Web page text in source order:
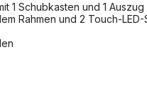
1 Schubkasten und 1
Rahmen und 2 Touch-